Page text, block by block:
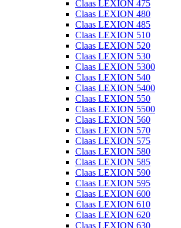
Claas LEXION 475
Claas LEXION 480
Claas LEXION 485
Claas LEXION 510
Claas LEXION 520
Claas LEXION 530
Claas LEXION 5300
Claas LEXION 540
Claas LEXION 5400
Claas LEXION 550
Claas LEXION 5500
Claas LEXION 560
Claas LEXION 570
Claas LEXION 575
Claas LEXION 580
Claas LEXION 585
Claas LEXION 590
Claas LEXION 595
Claas LEXION 600
Claas LEXION 610
Claas LEXION 620
Claas LEXION 630